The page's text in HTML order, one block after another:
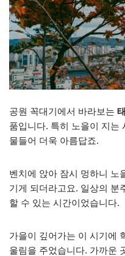
공원 꼭대기에서 바라보는
품입니다. 특히 노을이 지는
물들어 더욱 아름답죠.
벤치에 앉아 잠시 멍하니 노
기게 되더라고요. 일상의 분
할 수 있는 시간이었습니다.
가을이 깊어가는 이 시기에
울림을 주었습니다. 가까운